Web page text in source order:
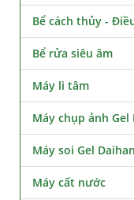
Bể cách thủy -
Bể rửa siêu âm
Máy li tâm
Máy chụp ảnh Gel
Máy soi Gel Daihan
Máy cất nước